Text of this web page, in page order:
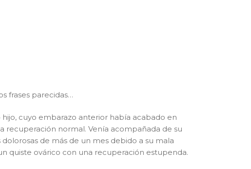
frases parecidas…
cuyo embarazo anterior había acabado en
recuperación normal. Venía acompañada de su
de más de un mes debido a su mala
quiste ovárico con una recuperación estupenda.